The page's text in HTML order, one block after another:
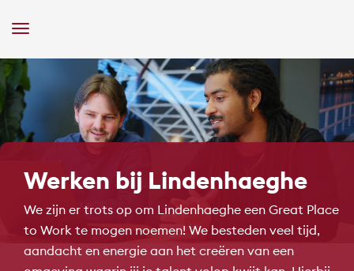
Toggle
Werken bij Lindenhaeghe
We zijn er trots op om Lindenhaeghe een Great Place
to Work te mogen noemen! We besteden veel tijd,
aandacht en energie aan het creëren van een